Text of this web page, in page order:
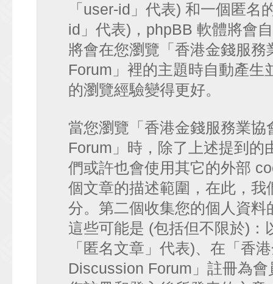
「user-id」代表) 和一個匿
id」代表)，phpBB 軟體將會
將會在您瀏覽「香港金錢服
Forum」裡的主題時自動產生
的瀏覽經驗變得更好。
當您瀏覽「香港金錢服務業
Forum」時，除了上述提到
們或許也會使用其它的外部
個文章的描述範圍，在此，
分。第二個收集您的個人資
這些可能是 (包括但不限於)
「匿名文章」代表)、在「香
Discussion Forum」註冊為